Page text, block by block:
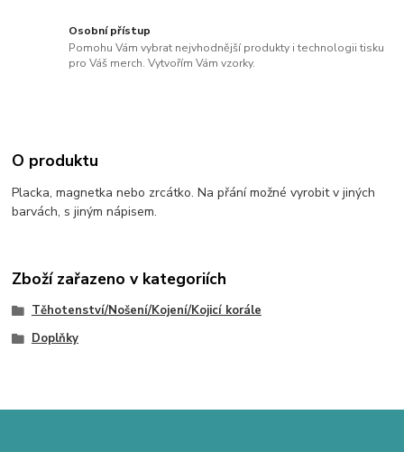
Osobní přístup
Pomohu Vám vybrat nejvhodnější produkty i technologii tisku
pro Váš merch. Vytvořím Vám vzorky.
O produktu
Placka, magnetka nebo zrcátko. Na přání možné vyrobit v jiných
barvách, s jiným nápisem.
Zboží zařazeno v kategoriích
Těhotenství/Nošení/Kojení/Kojicí korále
Doplňky